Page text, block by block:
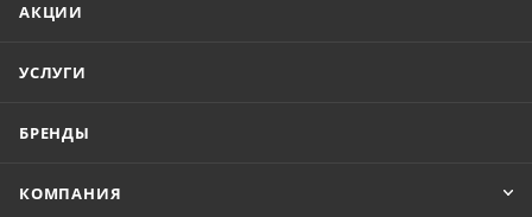
АКЦИИ
УСЛУГИ
БРЕНДЫ
КОМПАНИЯ